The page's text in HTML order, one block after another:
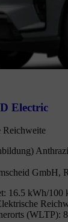
Electric
Reichweite
GmbH,
16.5 kWh/100
(WLTP):